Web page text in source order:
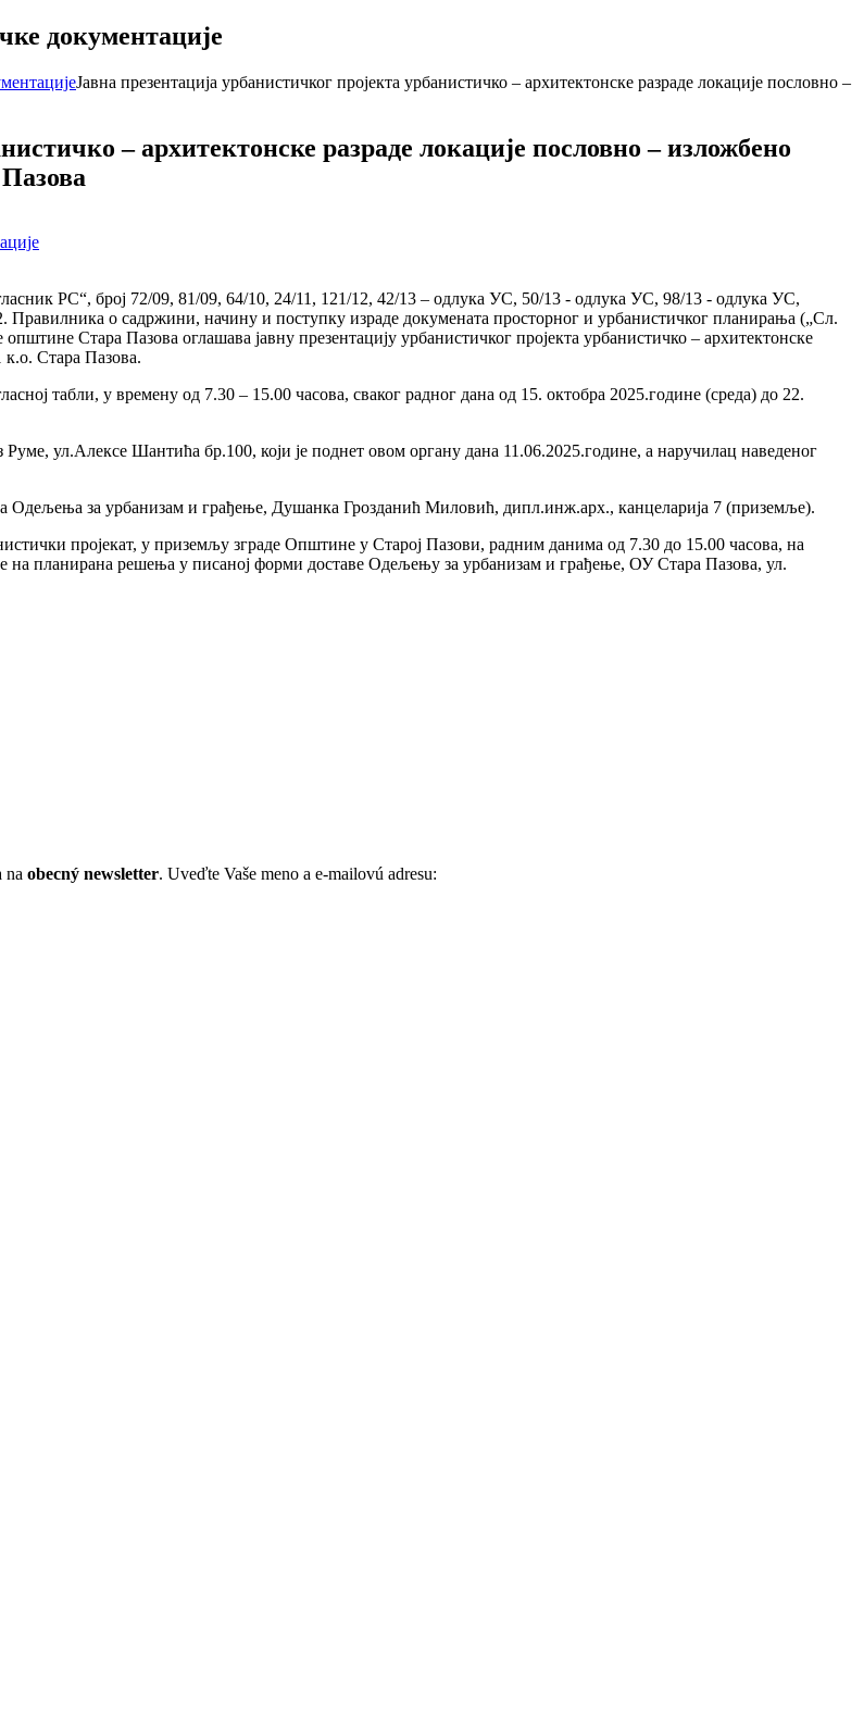
документације
Јавна презентација урбанистичког пројекта урбанистичко – архитектонске разраде локације пословно –
– архитектонске разраде локације пословно – изложбено
РС“, број 72/09, 81/09, 64/10, 24/11, 121/12, 42/13 – одлука УС, 50/13 - одлука УС, 98/13 - одлука УС,
Правилника о садржини, начину и поступку израде докумената просторног и урбанистичког планирања („Сл.
Стара Пазова оглашава jавну презентацију урбанистичког пројекта урбанистичко – архитектонске
к.о. Стара Пазова.
табли, у времену од 7.30 – 15.00 часова, сваког радног дана од 15. октобра 2025.године (среда) до 22.
ул.Алексе Шантића бр.100, који је поднет овом органу дана 11.06.2025.године, а наручилац наведеног
Одељења за урбанизам и грађење, Душанка Грозданић Миловић, дипл.инж.арх., канцеларија 7 (приземље).
пројекат, у приземљу зграде Општине у Старој Пазови, радним данима од 7.30 до 15.00 часова, на
на планирана решења у писаној форми доставе Одељењу за урбанизам и грађење, ОУ Стара Пазова, ул.
na obecný newsletter. Uveďte Vaše meno a e-mailovú adresu: